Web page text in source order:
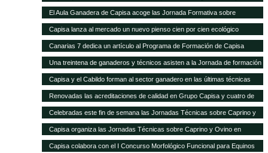
El Aula Ganadera de Capisa acoge las Jornada Formativa sobre
Avicultura de Puesta
Capisa lanza al mercado un nuevo pienso cien por cien ecológico
Canarias 7 dedica un artículo al Programa de Formación de Capisa
Una treintena de ganaderos y técnicos asisten a la Jornada de formación
en vacuno de Capisa y el Cabildo de Gran Canaria
Capisa y el Cabildo forman al sector ganadero en las últimas técnicas
mundiales de alimentación y manejo de vacuno
Renovadas las acreditaciones de calidad en Grupo Capisa y cuatro de
sus empresas
Celebradas este fin de semana las Jornadas Técnicas sobre Caprino y
Ovino de Uga
Capisa organiza las Jornadas Técnicas sobre Caprino y Ovino en
Lanzarote
Capisa colabora con el I Concurso Morfológico Funcional para Equinos